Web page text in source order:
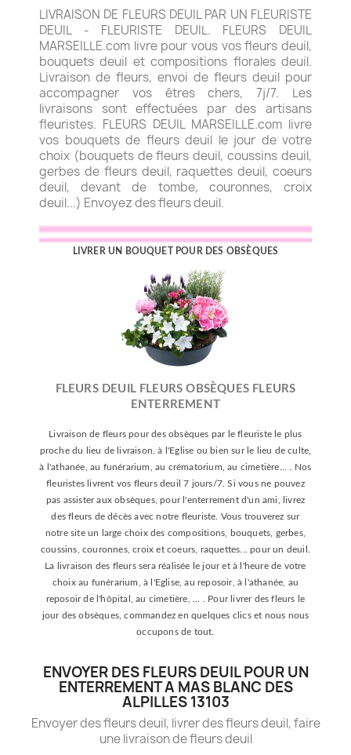
LIVRAISON DE FLEURS DEUIL PAR UN FLEURISTE
DEUIL - FLEURISTE DEUIL. FLEURS DEUIL
MARSEILLE.com livre pour vous vos fleurs deuil,
bouquets deuil et compositions florales deuil.
Livraison de fleurs, envoi de fleurs deuil pour
accompagner vos êtres chers, 7j/7. Les
livraisons sont effectuées par des artisans
fleuristes. FLEURS DEUIL MARSEILLE.com livre
vos bouquets de fleurs deuil le jour de votre
choix (bouquets de fleurs deuil, coussins deuil,
gerbes de fleurs deuil, raquettes deuil, coeurs
deuil, devant de tombe, couronnes, croix
deuil...) Envoyez des fleurs deuil.
LIVRER UN BOUQUET POUR DES OBSÈQUES
FLEURS DEUIL FLEURS OBSÈQUES FLEURS
ENTERREMENT
Livraison de fleurs pour des obsèques par le fleuriste le plus
proche du lieu de livraison, à l'Eglise ou bien sur le lieu de culte,
à l'athanée, au funérarium, au crématorium, au cimetière... . Nos
fleuristes livrent vos fleurs deuil 7 jours/7. Si vous ne pouvez
pas assister aux obsèques, pour l'enterrement d'un ami, livrez
des fleurs de décès avec notre fleuriste. Vous trouverez sur
notre site un large choix des compositions, bouquets, gerbes,
coussins, couronnes, croix et coeurs, raquettes... pour un deuil.
La livraison des fleurs sera réalisée le jour et à l'heure de votre
choix au funérarium, à l'Eglise, au reposoir, à l'athanée, au
reposoir de l'hôpital, au cimetière, ... . Pour livrer des fleurs le
jour des obsèques, commandez en quelques clics et nous nous
occupons de tout.
ENVOYER DES FLEURS DEUIL POUR UN
ENTERREMENT A MAS BLANC DES
ALPILLES 13103
Envoyer des fleurs deuil, livrer des fleurs deuil, faire
une livraison de fleurs deuil